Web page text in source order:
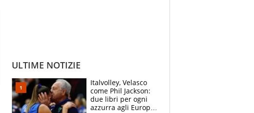
ULTIME NOTIZIE
Italvolley, Velasco
come Phil Jackson:
due libri per ogni
azzurra agli Europei.